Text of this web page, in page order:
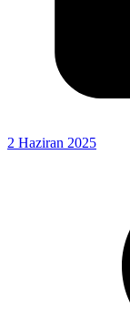
2 Haziran 2025